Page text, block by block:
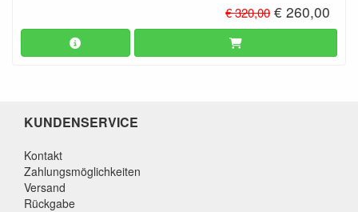
€ 320,00 € 260,00
KUNDENSERVICE
Kontakt
Zahlungsmöglichkeiten
Versand
Rückgabe